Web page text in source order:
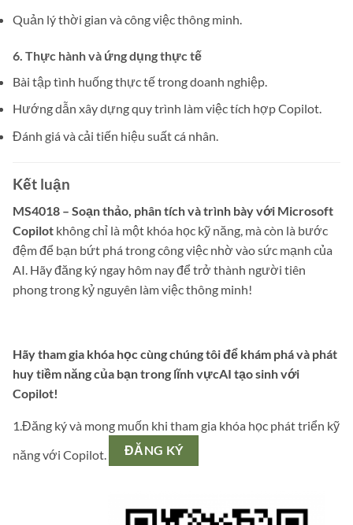
Quản lý thời gian và công việc thông minh.
6. Thực hành và ứng dụng thực tế
Bài tập tình huống thực tế trong doanh nghiệp.
Hướng dẫn xây dựng quy trình làm việc tích hợp Copilot.
Đánh giá và cải tiến hiệu suất cá nhân.
Kết luận
MS4018 – Soạn thảo, phân tích và trình bày với Microsoft
Copilot không chỉ là một khóa học kỹ năng, mà còn là bước
đệm để bạn bứt phá trong công việc nhờ vào sức mạnh của
AI. Hãy đăng ký ngay hôm nay để trở thành người tiên
phong trong kỷ nguyên làm việc thông minh!
Hãy tham gia khóa học cùng chúng tôi để khám phá và phát
huy tiềm năng của bạn trong lĩnh vựcAI tạo sinh với
Copilot!
1.Đăng ký và mong muốn khi tham gia khóa học phát triển kỹ
năng với Copilot.
ĐĂNG KÝ